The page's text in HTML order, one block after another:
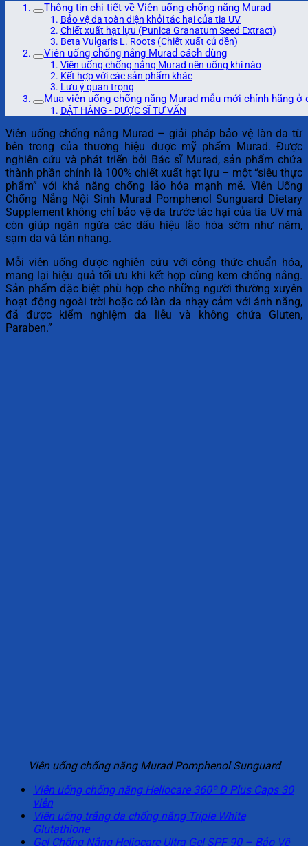
Thông tin chi tiết về Viên uống chống nắng Murad
Bảo vệ da toàn diện khỏi tác hại của tia UV
Chiết xuất hạt lựu (Punica Granatum Seed Extract)
Beta Vulgaris L. Roots (Chiết xuất củ dền)
Viên uống chống nắng Murad cách dùng
Viên uống chống nắng Murad nên uống khi nào
Kết hợp với các sản phẩm khác
Lưu ý quan trọng
Mua viên uống chống nắng Murad mẫu mới chính hãng ở
ĐẶT HÀNG - DƯỢC SĨ TƯ VẤN
Viên uống chống nắng Murad – giải pháp bảo vệ làn da từ
bên trong của thương hiệu dược mỹ phẩm Murad. Được
nghiên cứu và phát triển bởi Bác sĩ Murad, sản phẩm chứa
thành phần chính là 100% chiết xuất hạt lựu – một “siêu thực
phẩm” với khả năng chống lão hóa mạnh mẽ. Viên Uống
Chống Nắng Nội Sinh Murad Pomphenol Sunguard Dietary
Supplement không chỉ bảo vệ da trước tác hại của tia UV mà
còn giúp ngăn ngừa các dấu hiệu lão hóa sớm như nám,
sạm da và tàn nhang.
Mỗi viên uống được nghiên cứu với công thức chuẩn hóa,
mang lại hiệu quả tối ưu khi kết hợp cùng kem chống nắng.
Sản phẩm đặc biệt phù hợp cho những người thường xuyên
hoạt động ngoài trời hoặc có làn da nhạy cảm với ánh nắng,
đã được kiểm nghiệm da liễu và không chứa Gluten,
Paraben.”
Viên uống chống nắng Murad Pomphenol Sunguard
Viên uống chống nắng Heliocare 360º D Plus Caps 30
viên
Viên uống trắng da chống nắng Triple White
Glutathione
Gel Chống Nắng Heliocare Ultra Gel SPF 90 – Bảo Vệ